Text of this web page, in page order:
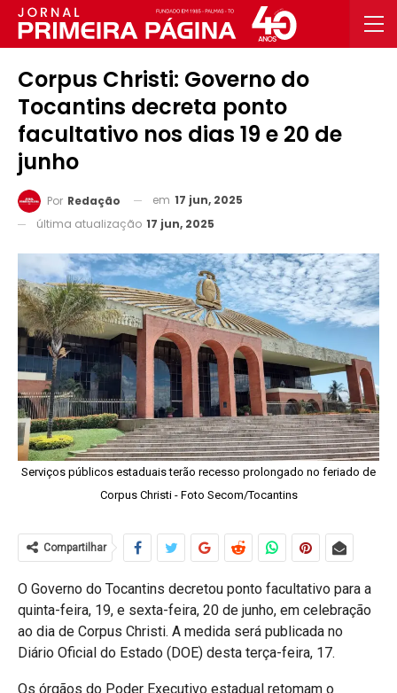
Corpus Christi: Governo do
Tocantins decreta ponto
facultativo nos dias 19 e 20 de
junho
Por Redação em 17 jun, 2025
última atualização 17 jun, 2025
Serviços públicos estaduais terão recesso prolongado no feriado de
Corpus Christi - Foto Secom/Tocantins
Compartilhar
O Governo do Tocantins decretou ponto facultativo para a
quinta-feira, 19, e sexta-feira, 20 de junho, em celebração
ao dia de Corpus Christi. A medida será publicada no
Diário Oficial do Estado (DOE) desta terça-feira, 17.
Os órgãos do Poder Executivo estadual retomam o